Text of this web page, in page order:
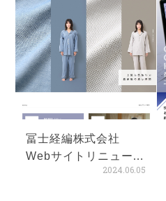
冨士経編株式会社
Webサイトリニューア
2024.06.05